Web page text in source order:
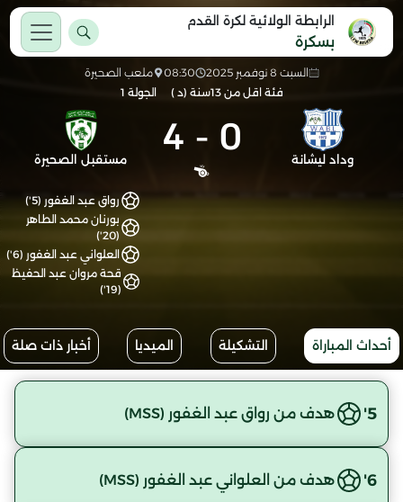
الرابطة الولائية لكرة القدم
بسكرة
السبت 8 نوفمبر 2025 08:30
ملعب الصحيرة
فئة اقل من 13سنة (د )
الجولة 1
وداد ليشانة 0
-
4 مستقبل الصحيرة
رواق عبد الغفور (5')
بورنان محمد الطاهر
(20')
العلواني عبد الغفور (6')
قحة مروان عبد الحفيظ
(19')
أحداث المباراة التشكيلة الميديا أخبار ذات صلة
5' هدف من رواق عبد الغفور (MSS)
6' هدف من العلواني عبد الغفور (MSS)